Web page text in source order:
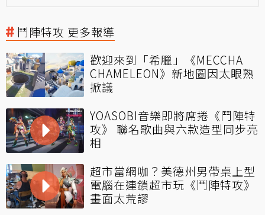
鬥陣特攻 更多報導
歡迎來到「希臘」《MECCHA
CHAMELEON》新地圖因太眼熟
掀議
YOASOBI音樂即將席捲《鬥陣特
攻》 聯名歌曲與六款造型同步亮
相
超市當網咖？美德州男帶桌上型
電腦在連鎖超市玩《鬥陣特攻》
畫面太荒謬